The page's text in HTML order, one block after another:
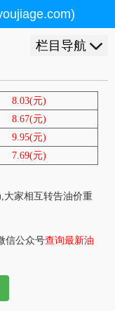
栏目导航
8.03(元)
8.67(元)
9.95(元)
7.69(元)
大家相互转告油价重
信公众号查询最新油